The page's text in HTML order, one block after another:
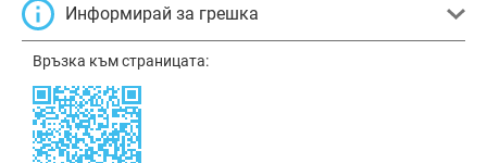
Информирай за грешка
Връзка към страницата: